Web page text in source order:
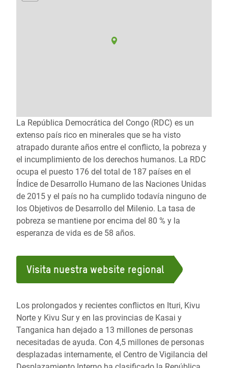
La República Democrática del Congo (RDC) es un
extenso país rico en minerales que se ha visto
atrapado durante años entre el conflicto, la pobreza y
el incumplimiento de los derechos humanos. La RDC
ocupa el puesto 176 del total de 187 países en el
Índice de Desarrollo Humano de las Naciones Unidas
de 2015 y el país no ha cumplido todavía ninguno de
los Objetivos de Desarrollo del Milenio. La tasa de
pobreza se mantiene por encima del 80 % y la
esperanza de vida es de 58 años.
Visita nuestra website regional
Los prolongados y recientes conflictos en Ituri, Kivu
Norte y Kivu Sur y en las provincias de Kasai y
Tanganica han dejado a 13 millones de personas
necesitadas de ayuda. Con 4,5 millones de personas
desplazadas internamente, el Centro de Vigilancia del